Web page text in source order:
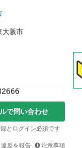
大阪市
で問い合わせ
とログイン必須です
違反を報告
注意事項